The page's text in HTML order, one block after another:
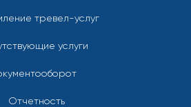
тревел-услуг
услуги
Отчетность